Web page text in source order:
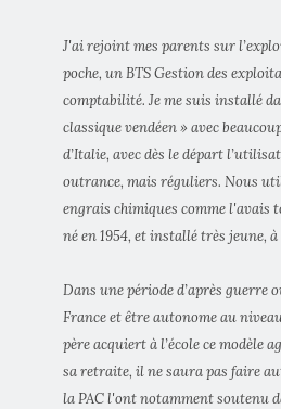
J'ai rejoint mes parents sur
poche, un BTS Gestion des
comptabilité. Je me suis installé
classique vendéen » avec
d’Italie, avec dès le départ
outrance, mais réguliers. Nous
engrais chimiques comme l'avais
né en 1954, et installé très jeune, à
Dans une période d’après
France et être autonome au
père acquiert à l’école ce modèle
sa retraite, il ne saura pas faire
la PAC l'ont notamment soutenu